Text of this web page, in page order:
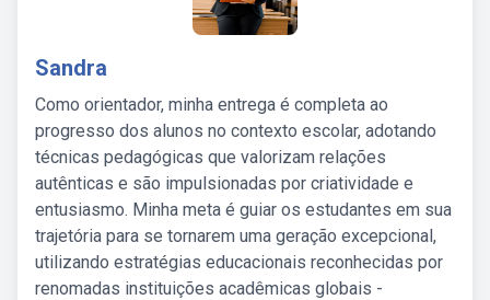
Sandra
Como orientador, minha entrega é completa ao
progresso dos alunos no contexto escolar, adotando
técnicas pedagógicas que valorizam relações
autênticas e são impulsionadas por criatividade e
entusiasmo. Minha meta é guiar os estudantes em sua
trajetória para se tornarem uma geração excepcional,
utilizando estratégias educacionais reconhecidas por
renomadas instituições acadêmicas globais -